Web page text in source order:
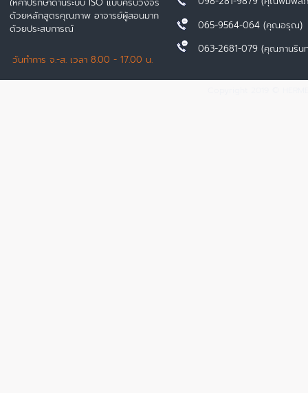
ด้วยหลักสูตรคุณภาพ อาจารย์ผู้สอนมาก
ด้วยประสบการณ์
วันทำการ จ.-ส. เวลา 8.00 - 17.00 น.
065-9564-064 (คุณอรุณ)
063-2681-079 (คุณภานริน